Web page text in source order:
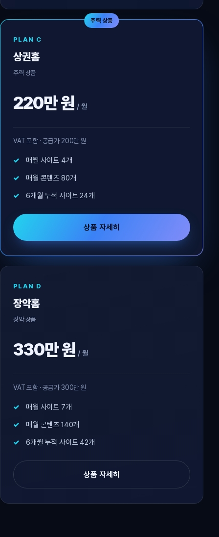
주력 상품
PLAN C
상권홈
주력 상품
220만 원 / 월
VAT 포함 · 공급가 200만 원
매월 사이트 4개
매월 콘텐츠 80개
6개월 누적 사이트 24개
상품 자세히
PLAN D
장악홈
장악 상품
330만 원 / 월
VAT 포함 · 공급가 300만 원
매월 사이트 7개
매월 콘텐츠 140개
6개월 누적 사이트 42개
상품 자세히